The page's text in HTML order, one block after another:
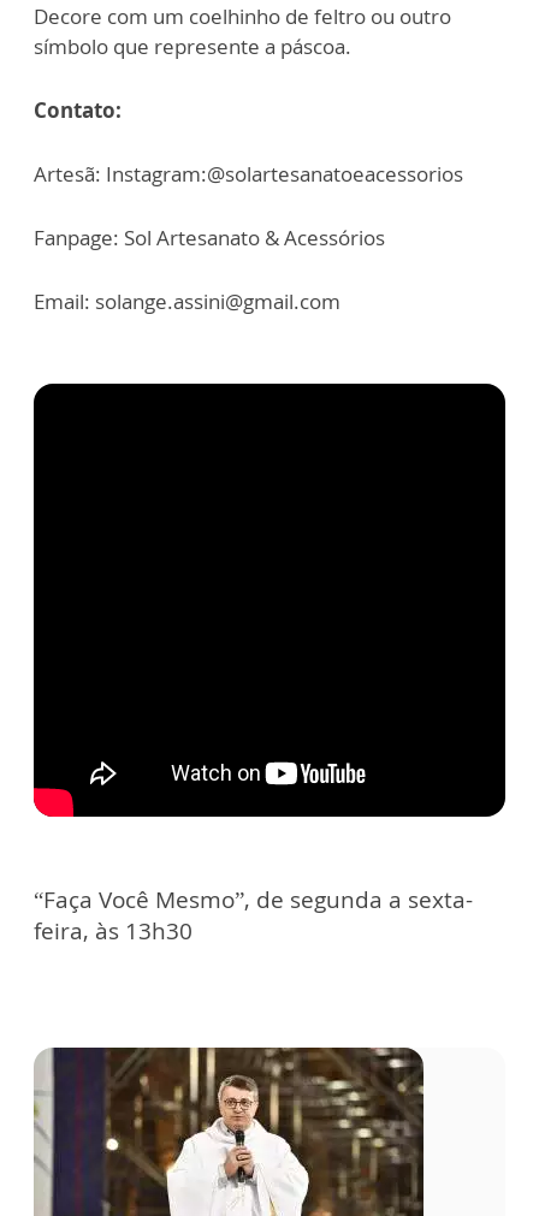
Decore com um coelhinho de feltro ou outro
símbolo que represente a páscoa.
Contato:
Artesã: Instagram:@solartesanatoeacessorios
Fanpage: Sol Artesanato & Acessórios
Email: solange.assini@gmail.com
“Faça Você Mesmo”, de segunda a sexta-
feira, às 13h30